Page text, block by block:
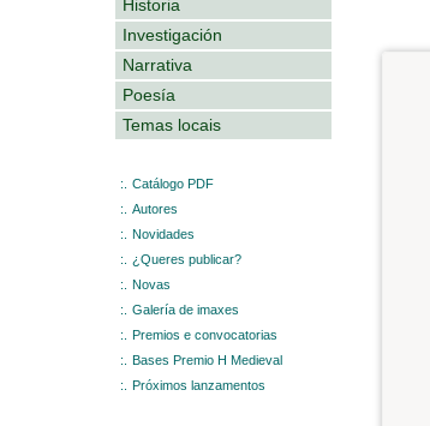
Historia
Investigación
Narrativa
Poesía
Temas locais
:.
Catálogo PDF
:.
Autores
:.
Novidades
:.
¿Queres publicar?
:.
Novas
:.
Galería de imaxes
:.
Premios e convocatorias
:.
Bases Premio H Medieval
:.
Próximos lanzamentos